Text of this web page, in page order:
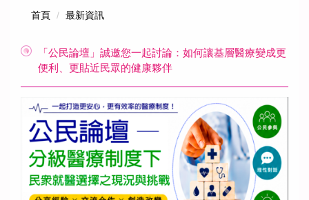
首頁 最新資訊
「公民論壇」誠邀您一起討論：如何讓基層醫療變成更
便利、更貼近民眾的健康夥伴